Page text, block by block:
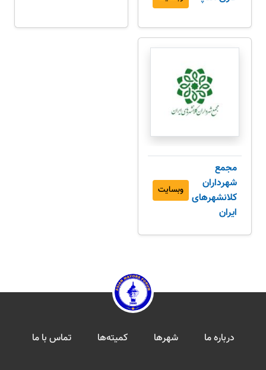
مجمع
شهرداران
کلانشهرهای
ایران
وبسایت
درباره ما شهرها کمیته‌ها تماس با ما